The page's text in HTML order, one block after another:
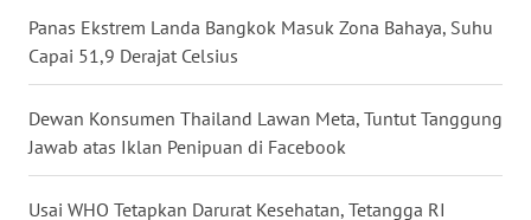
Panas Ekstrem Landa Bangkok Masuk Zona Bahaya, Suhu
Capai 51,9 Derajat Celsius
Dewan Konsumen Thailand Lawan Meta, Tuntut Tanggung
Jawab atas Iklan Penipuan di Facebook
Usai WHO Tetapkan Darurat Kesehatan, Tetangga RI